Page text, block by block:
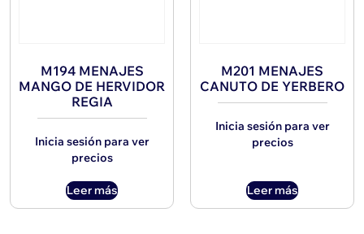
M194 MENAJES
MANGO DE HERVIDOR
REGIA
Inicia sesión para ver
precios
Leer más
M201 MENAJES
CANUTO DE YERBERO
Inicia sesión para ver
precios
Leer más